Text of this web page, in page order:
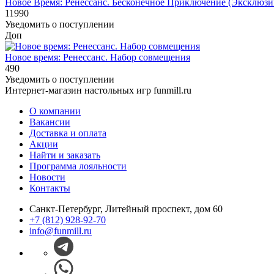
Новое Время: Ренессанс. Бесконечное Приключение
11990
Уведомить о поступлении
Доп
Новое время: Ренессанс. Набор совмещения
490
Уведомить о поступлении
Интернет-магазин настольных игр funmill.ru
О компании
Вакансии
Доставка и оплата
Акции
Найти и заказать
Программа лояльности
Новости
Контакты
Санкт-Петербург, Литейный проспект, дом 60
+7 (812) 928-92-70
info@funmill.ru